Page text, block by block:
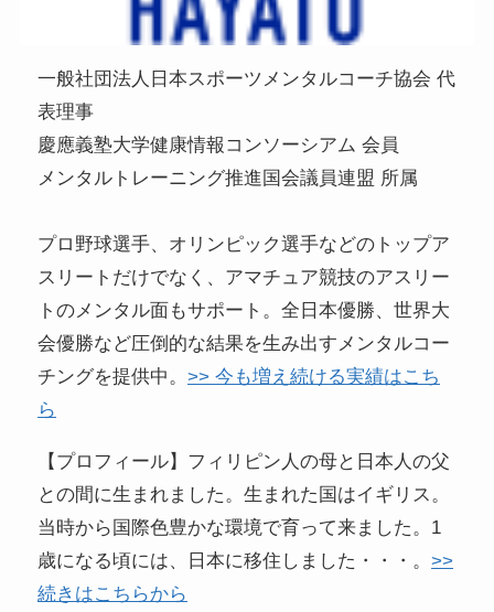
一般社団法人日本スポーツメンタルコーチ協会 代
表理事
慶應義塾大学健康情報コンソーシアム 会員
メンタルトレーニング推進国会議員連盟 所属
プロ野球選手、オリンピック選手などのトップア
スリートだけでなく、アマチュア競技のアスリー
トのメンタル面もサポート。全日本優勝、世界大
会優勝など圧倒的な結果を生み出すメンタルコー
チングを提供中。>> 今も増え続ける実績はこち
ら
【プロフィール】フィリピン人の母と日本人の父
との間に生まれました。生まれた国はイギリス。
当時から国際色豊かな環境で育って来ました。1
歳になる頃には、日本に移住しました・・・。>>
続きはこちらから